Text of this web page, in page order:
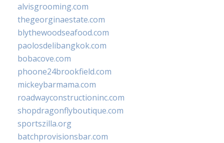
alvisgrooming.com
thegeorginaestate.com
blythewoodseafood.com
paolosdelibangkok.com
bobacove.com
phoone24brookfield.com
mickeybarmama.com
roadwayconstructioninc.com
shopdragonflyboutique.com
sportszilla.org
batchprovisionsbar.com